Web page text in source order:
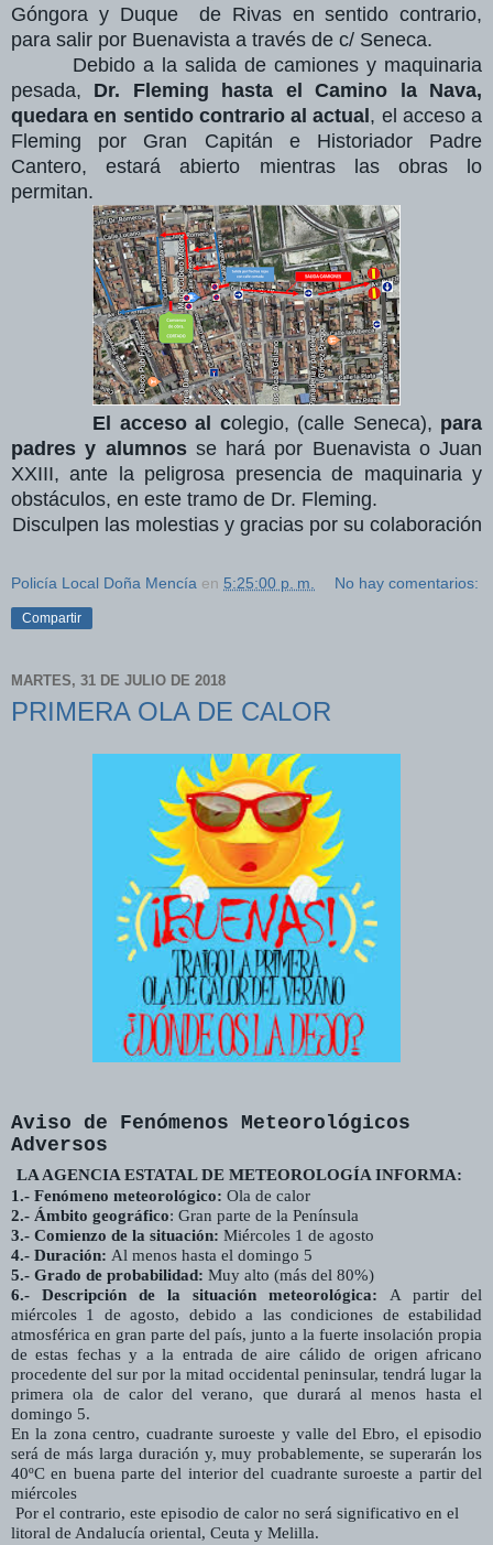
Góngora y Duque
de Rivas en sentido contrario,
para salir por Buenavista a través de c/ Seneca.
Debido a la salida de camiones y maquinaria
pesada, Dr. Fleming hasta el Camino la Nava,
quedara en sentido contrario al actual, el acceso a
Fleming por Gran Capitán e Historiador Padre
Cantero, estará abierto mientras las obras lo
permitan.
El acceso al colegio, (calle Seneca), para
padres y alumnosse hará por Buenavista o Juan
XXIII, ante la peligrosa presencia de maquinaria y
obstáculos, en este tramo de Dr. Fleming.
Disculpen las molestias y gracias por su colaboración
Policía Local Doña Mencía en 5:25:00 p. m. No hay comentarios:
Compartir
MARTES, 31 DE JULIO DE 2018
PRIMERA OLA DE CALOR
Aviso de Fenómenos Meteorológicos
Adversos
LA AGENCIA ESTATAL DE METEOROLOGÍA INFORMA:
1.- Fenómeno meteorológico: Ola de calor
2.- Ámbito geográfico: Gran parte de la Península
3.- Comienzo de la situación: Miércoles 1 de agosto
4.- Duración: Al menos hasta el domingo 5
5.- Grado de probabilidad: Muy alto (más del 80%)
6.- Descripción de la situación meteorológica: A partir del
miércoles 1 de agosto, debido a las condiciones de estabilidad
atmosférica en gran parte del país, junto a la fuerte insolación propia
de estas fechas y a la entrada de aire cálido de origen africano
procedente del sur por la mitad occidental peninsular, tendrá lugar la
primera ola de calor del verano, que durará al menos hasta el
domingo 5.
En la zona centro, cuadrante suroeste y valle del Ebro, el episodio
será de más larga duración y, muy probablemente, se superarán los
40ºC en buena parte del interior del cuadrante suroeste a partir del
miércoles
Por el contrario, este episodio de calor no será significativo en el
litoral de Andalucía oriental, Ceuta y Melilla.